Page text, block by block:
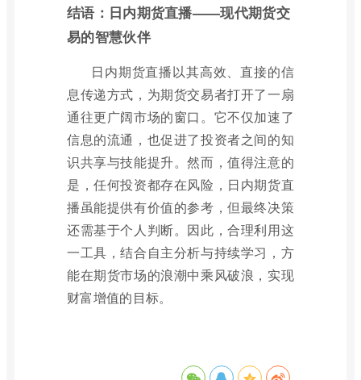
结语：日内期货直播——现代期货交
易的智慧伙伴
日内期货直播以其高效、直接的信
息传递方式，为期货交易者打开了一扇
通往更广阔市场的窗口。它不仅加速了
信息的流通，也促进了投资者之间的知
识共享与技能提升。然而，值得注意的
是，任何投资都存在风险，日内期货直
播虽能提供有价值的参考，但最终决策
还需基于个人判断。因此，合理利用这
一工具，结合自主分析与持续学习，方
能在期货市场的浪潮中乘风破浪，实现
财富增值的目标。